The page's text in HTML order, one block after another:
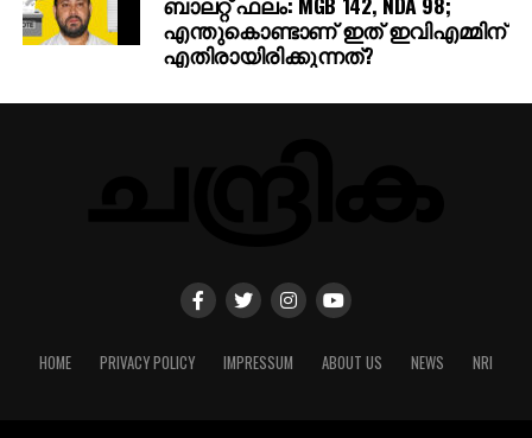
എന്തുകൊണ്ടാണ് ഇത് ഇവിഎമ്മിന്
എതിരായിരിക്കുന്നത്?
HOME PRIVACY POLICY IMPRESSUM ABOUT US NEWS NRI